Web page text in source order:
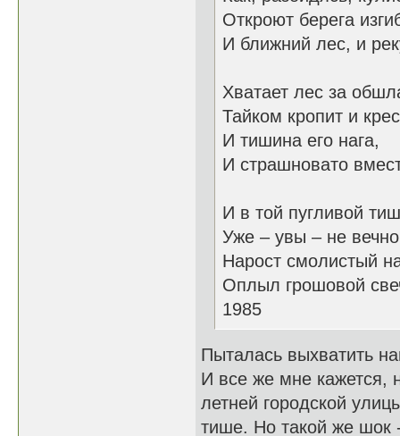
Откроют берега
И ближний лес, и
Хватает лес за
Тайком кропит и
И тишина его нага,
И страшновато
И в той пугливой
Уже – увы – не
Нарост смолистый
Оплыл грошовой
1985
Пыталась выхватить
И все же мне кажется,
летней городской
тише. Но такой же шок